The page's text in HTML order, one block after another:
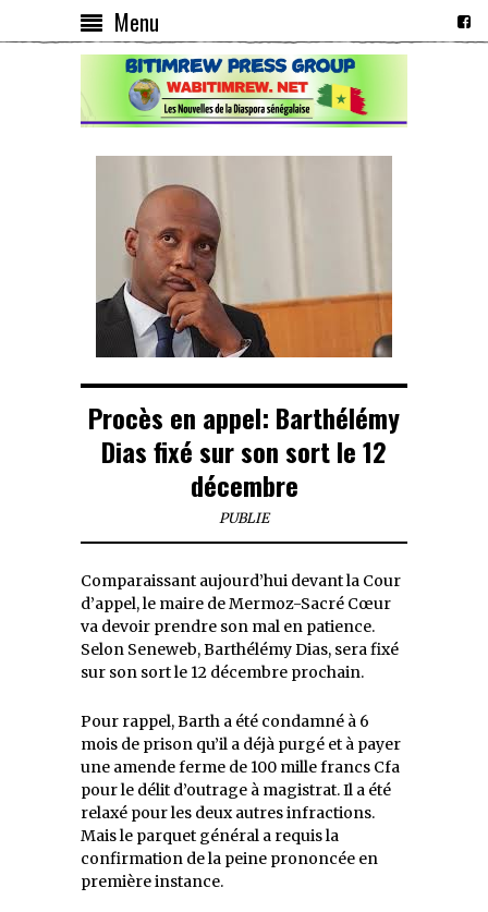
Menu
Procès en appel: Barthélémy
Dias fixé sur son sort le 12
décembre
PUBLIE
Comparaissant aujourd’hui devant la Cour
d’appel, le maire de Mermoz-Sacré Cœur
va devoir prendre son mal en patience.
Selon Seneweb, Barthélémy Dias, sera fixé
sur son sort le 12 décembre prochain.
Pour rappel, Barth a été condamné à 6
mois de prison qu’il a déjà purgé et à payer
une amende ferme de 100 mille francs Cfa
pour le délit d’outrage à magistrat. Il a été
relaxé pour les deux autres infractions.
Mais le parquet général a requis la
confirmation de la peine prononcée en
première instance.